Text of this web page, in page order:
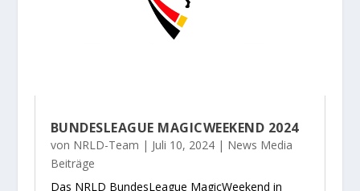
BUNDESLEAGUE MAGICWEEKEND 2024
von NRLD-Team | Juli 10, 2024| News Media
Beiträge
Das NRLD BundesLeague MagicWeekend in